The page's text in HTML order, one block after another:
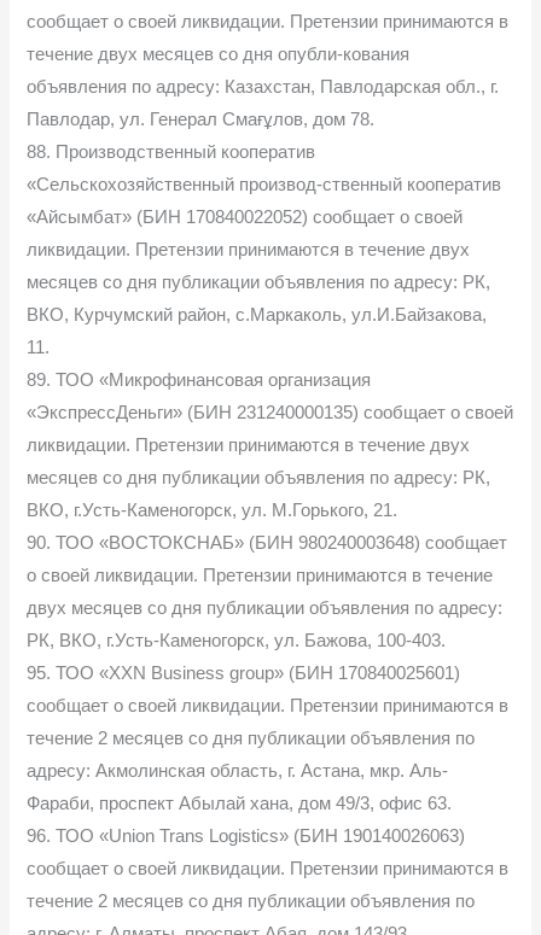
сообщает о своей ликвидации. Претензии принимаются в
течение двух месяцев со дня опубли-кования
объявления по адресу: Казахстан, Павлодарская обл., г.
Павлодар, ул. Генерал Смағұлов, дом 78.
88. Производственный кооператив
«Сельскохозяйственный производ-ственный кооператив
«Айсымбат» (БИН 170840022052) сообщает о своей
ликвидации. Претензии принимаются в течение двух
месяцев со дня публикации объявления по адресу: РК,
ВКО, Курчумский район, с.Маркаколь, ул.И.Байзакова,
11.
89. ТОО «Микрофинансовая организация
«ЭкспрессДеньги» (БИН 231240000135) сообщает о своей
ликвидации. Претензии принимаются в течение двух
месяцев со дня публикации объявления по адресу: РК,
ВКО, г.Усть-Каменогорск, ул. М.Горького, 21.
90. ТОО «ВОСТОКСНАБ» (БИН 980240003648) сообщает
о своей ликвидации. Претензии принимаются в течение
двух месяцев со дня публикации объявления по адресу:
РК, ВКО, г.Усть-Каменогорск, ул. Бажова, 100-403.
95. ТОО «XXN Business group» (БИН 170840025601)
сообщает о своей ликвидации. Претензии принимаются в
течение 2 месяцев со дня публикации объявления по
адресу: Акмолинская область, г. Астана, мкр. Аль-
Фараби, проспект Абылай хана, дом 49/3, офис 63.
96. ТОО «Union Trans Logistics» (БИН 190140026063)
сообщает о своей ликвидации. Претензии принимаются в
течение 2 месяцев со дня публикации объявления по